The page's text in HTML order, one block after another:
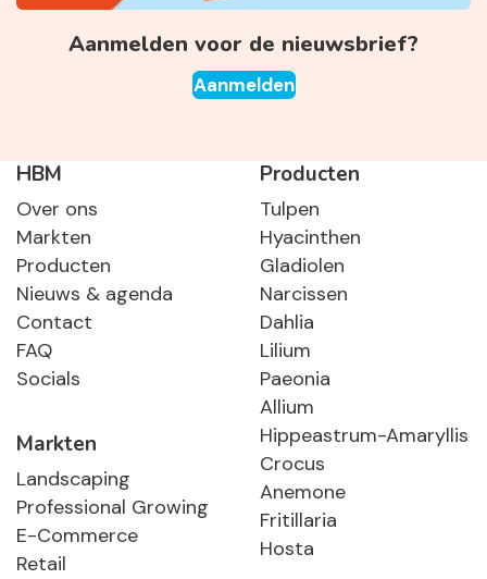
Aanmelden voor de nieuwsbrief?
Aanmelden
HBM
Over ons
Markten
Producten
Nieuws & agenda
Contact
FAQ
Socials
Markten
Landscaping
Professional Growing
E-Commerce
Retail
Producten
Tulpen
Hyacinthen
Gladiolen
Narcissen
Dahlia
Lilium
Paeonia
Allium
Hippeastrum-Amaryllis
Crocus
Anemone
Fritillaria
Hosta